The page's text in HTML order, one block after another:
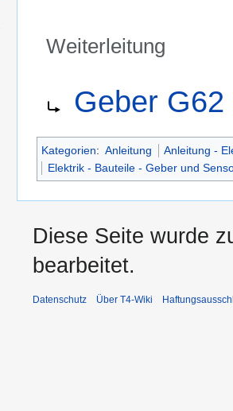
Weiterleitung
Navigation
springen
springenGeber
Kategorien: Anleitung
Anleitung -
Elektrik - Bauteile - Geber und
Diese Seite wurde
bearbeitet.
Datenschutz Über T4-Wiki